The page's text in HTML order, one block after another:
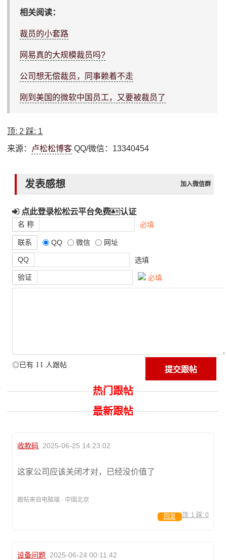
相关阅读：
裁员的小套路
网易真的大规模裁员吗?
公司想无偿裁员，同事赖着不走
刚到美国的微软中国员工，又要被裁员了
顶:2 踩: 1
来源： 卢松松博客 QQ/微信：13340454
发表感想 加入微信群
点此登录松松云平台免费 认证
名 称 必填
联系 QQ 微信 网址
QQ 选填
验证 必填
◎已有 11 人跟帖
热门跟帖
最新跟帖
收款码 2025-06-25 14:23:02
这家公司应该关闭才对，已经没价值了
跟帖来自电脑端 · 中国北京
顶: 1 踩: 0
回复
设备问题 2025-06-24 00:11:42